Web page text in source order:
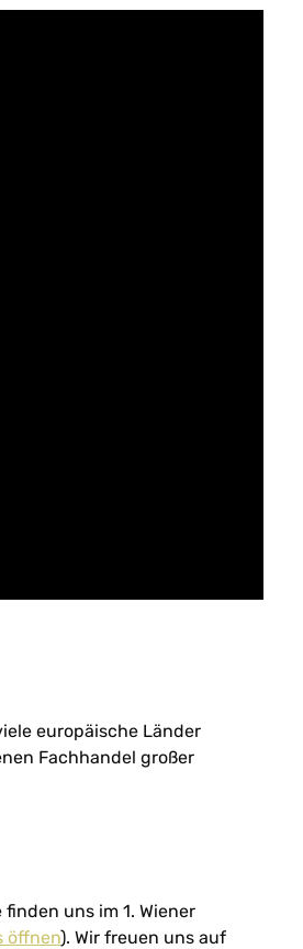
europäische Länder
Fachhandel großer
uns im 1. Wiener
öffnen). Wir freuen uns auf